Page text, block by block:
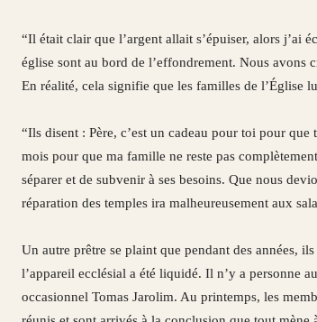
“Il était clair que l’argent allait s’épuiser, alors j’ai
église sont au bord de l’effondrement. Nous avons
En réalité, cela signifie que les familles de l’Église
“Ils disent : Père, c’est un cadeau pour toi pour
mois pour que ma famille ne reste pas
séparer et de subvenir à ses besoins. Que nous
réparation des temples ira malheureusement aux
Un autre prêtre se plaint que pendant des années,
l’appareil ecclésial a été liquidé. Il n’y a personne
occasionnel Tomas Jarolim. Au printemps, les